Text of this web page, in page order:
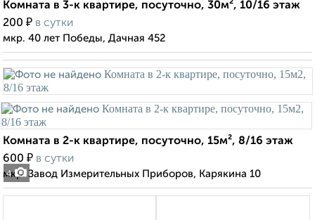
Комната в 3-к квартире, посуточно, 30м², 10/16 этаж
200 ₽ в сутки
мкр. 40 лет Победы, Дачная 452
4
Комната в 2-к квартире, посуточно, 15м², 8/16 этаж
600 ₽ в сутки
мкр. Завод Измерительных Приборов, Карякина 10